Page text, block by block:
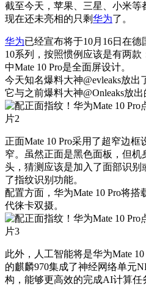
截至今天，苹果、三星、小米等
现在还未亮相的只剩华为了。
华为已经宣布将于10月16日在
10系列，按照惯例应该是有两款
中Mate 10 Pro是全面屏设计。
今天知名爆料大神@evleaks放出
它与之前爆料大神@Onleaks放出
正面Mate 10 Pro采用了超窄边
窄。虽然正面是黑色面板，但
头，猜测应该是加入了面部识
了指纹识别功能。
配置方面，华为Mate 10 Pro将
代徕卡双摄。
此外，人工智能将是华为Mate
的麒麟970集成了神经网络单元
构，能够更高效的完成AI计算任